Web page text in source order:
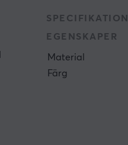
EGENSKAPER
Material
Färg